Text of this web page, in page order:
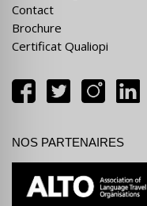
Contact
Brochure
Certificat Qualiopi
NOS PARTENAIRES